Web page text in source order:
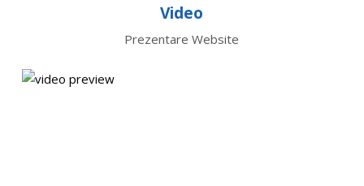
Video
Prezentare Website
Play